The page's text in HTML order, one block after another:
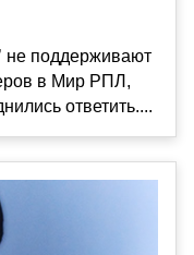
не поддерживают
в Мир РПЛ,
ответить....